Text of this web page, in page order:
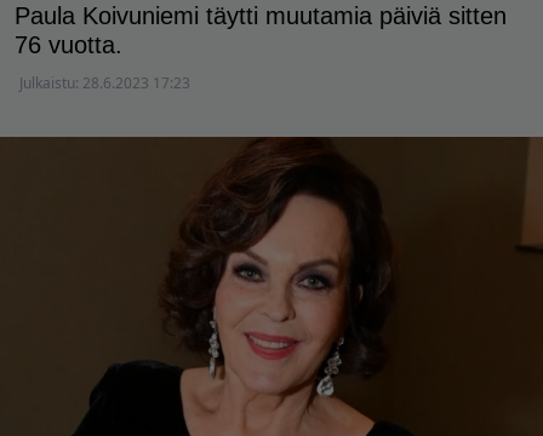
Paula Koivuniemi täytti muutamia päiviä sitten
76 vuotta.
Julkaistu: 28.6.2023 17:23